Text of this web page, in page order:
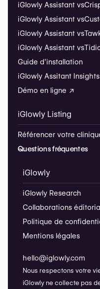
iGlowly Assistant vs
iGlowly Assistant vs
iGlowly Assistant vs
iGlowly Assistant vs
Guide d’installation
iGlowly Assitant Insights
Démo en ligne ↗
iGlowly Listing
Référencer votre
Questions fréquentes
iGlowly
iGlowly Research
Collaborations
Politique de
Mentions légales
hello@iglowly.com
Nous respectons votre
iGlowly ne collecte pas